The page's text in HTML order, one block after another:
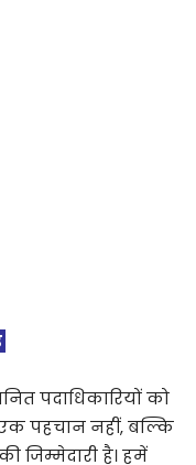
पदाधिकारियों को
पहचान नहीं, बल्कि
जिम्मेदारी है। हमें